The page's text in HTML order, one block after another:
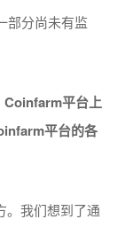
部分尚未有监
Coinfarm平台上
平台的各
。我们想到了通